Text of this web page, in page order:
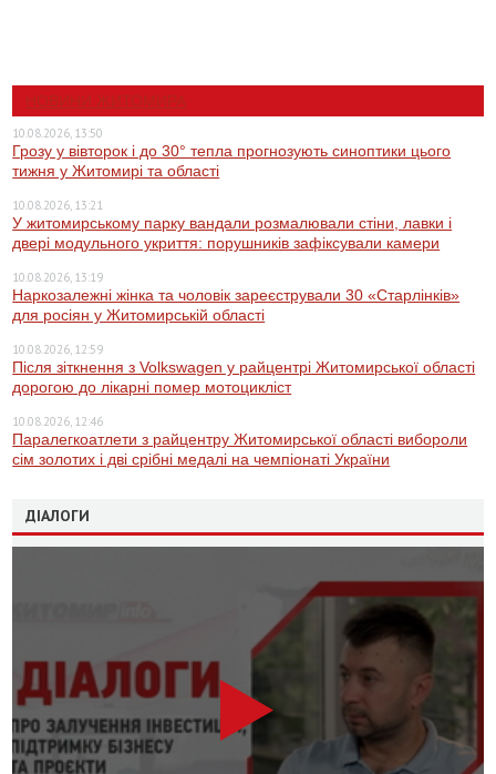
НОВИНИ ЖИТОМИРА
10.08.2026, 13:50
Грозу у вівторок і до 30° тепла прогнозують синоптики цього
тижня у Житомирі та області
10.08.2026, 13:21
У житомирському парку вандали розмалювали стіни, лавки і
двері модульного укриття: порушників зафіксували камери
10.08.2026, 13:19
Наркозалежні жінка та чоловік зареєстрували 30 «Старлінків»
для росіян у Житомирській області
10.08.2026, 12:59
Після зіткнення з Volkswagen у райцентрі Житомирської області
дорогою до лікарні помер мотоцикліст
10.08.2026, 12:46
Паралегкоатлети з райцентру Житомирської області вибороли
сім золотих і дві срібні медалі на чемпіонаті України
ДІАЛОГИ